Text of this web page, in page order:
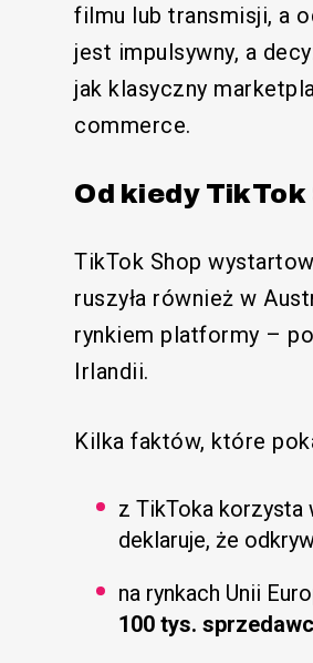
filmu lub transmisji, a
jest impulsywny, a
jak klasyczny
commerce.
Od kiedy TikTok
TikTok Shop
ruszyła również w
rynkiem platformy –
Irlandii.
Kilka faktów, które
z TikToka korzysta
deklaruje, że
na rynkach Unii
100 tys.